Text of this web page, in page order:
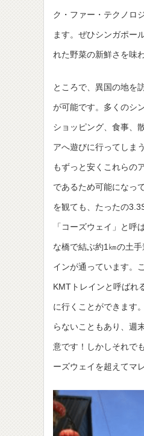
ク・ファー・テクノロ
ます。ぜひシンガポー
れた野菜の新鮮さを味
ところで、異国の地を
が可能です。多くのシ
ショッピング、食事、
アへ遊びに行ってしま
もずっと安くこれらの
であるため可能になっ
を観ても、たったの
「コーズウェイ」と
な橋で結ぶ約1㎞の土
インが通っています。
KMTトレインと呼ばれ
に行くことができます
らないこともあり、週
意です！しかしそれで
ーズウェイを超えてマ